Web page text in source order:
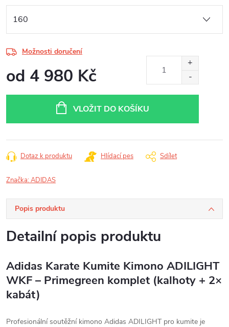
Možnosti doručení
od 4 980 Kč
VLOŽIT DO KOŠÍKU
Dotaz k produktu Hlídací pes Sdílet
Značka:ADIDAS
Popis produktu
Detailní popis produktu
Adidas Karate Kumite Kimono ADILIGHT
WKF – Primegreen komplet (kalhoty + 2×
kabát)
Profesionální soutěžní kimono Adidas ADILIGHT pro kumite je